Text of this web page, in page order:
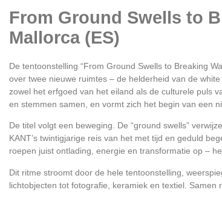
From Ground Swells to
Mallorca (ES)
De tentoonstelling “From Ground Swells to Breaking
over twee nieuwe ruimtes – de helderheid van de
zowel het erfgoed van het eiland als de culturele puls
en stemmen samen, en vormt zich het begin van een
De titel volgt een beweging. De “ground swells”
KANT’s twintigjarige reis van het met tijd en geduld
roepen juist ontlading, energie en transformatie op –
Dit ritme stroomt door de hele tentoonstelling,
lichtobjecten tot fotografie, keramiek en textiel.